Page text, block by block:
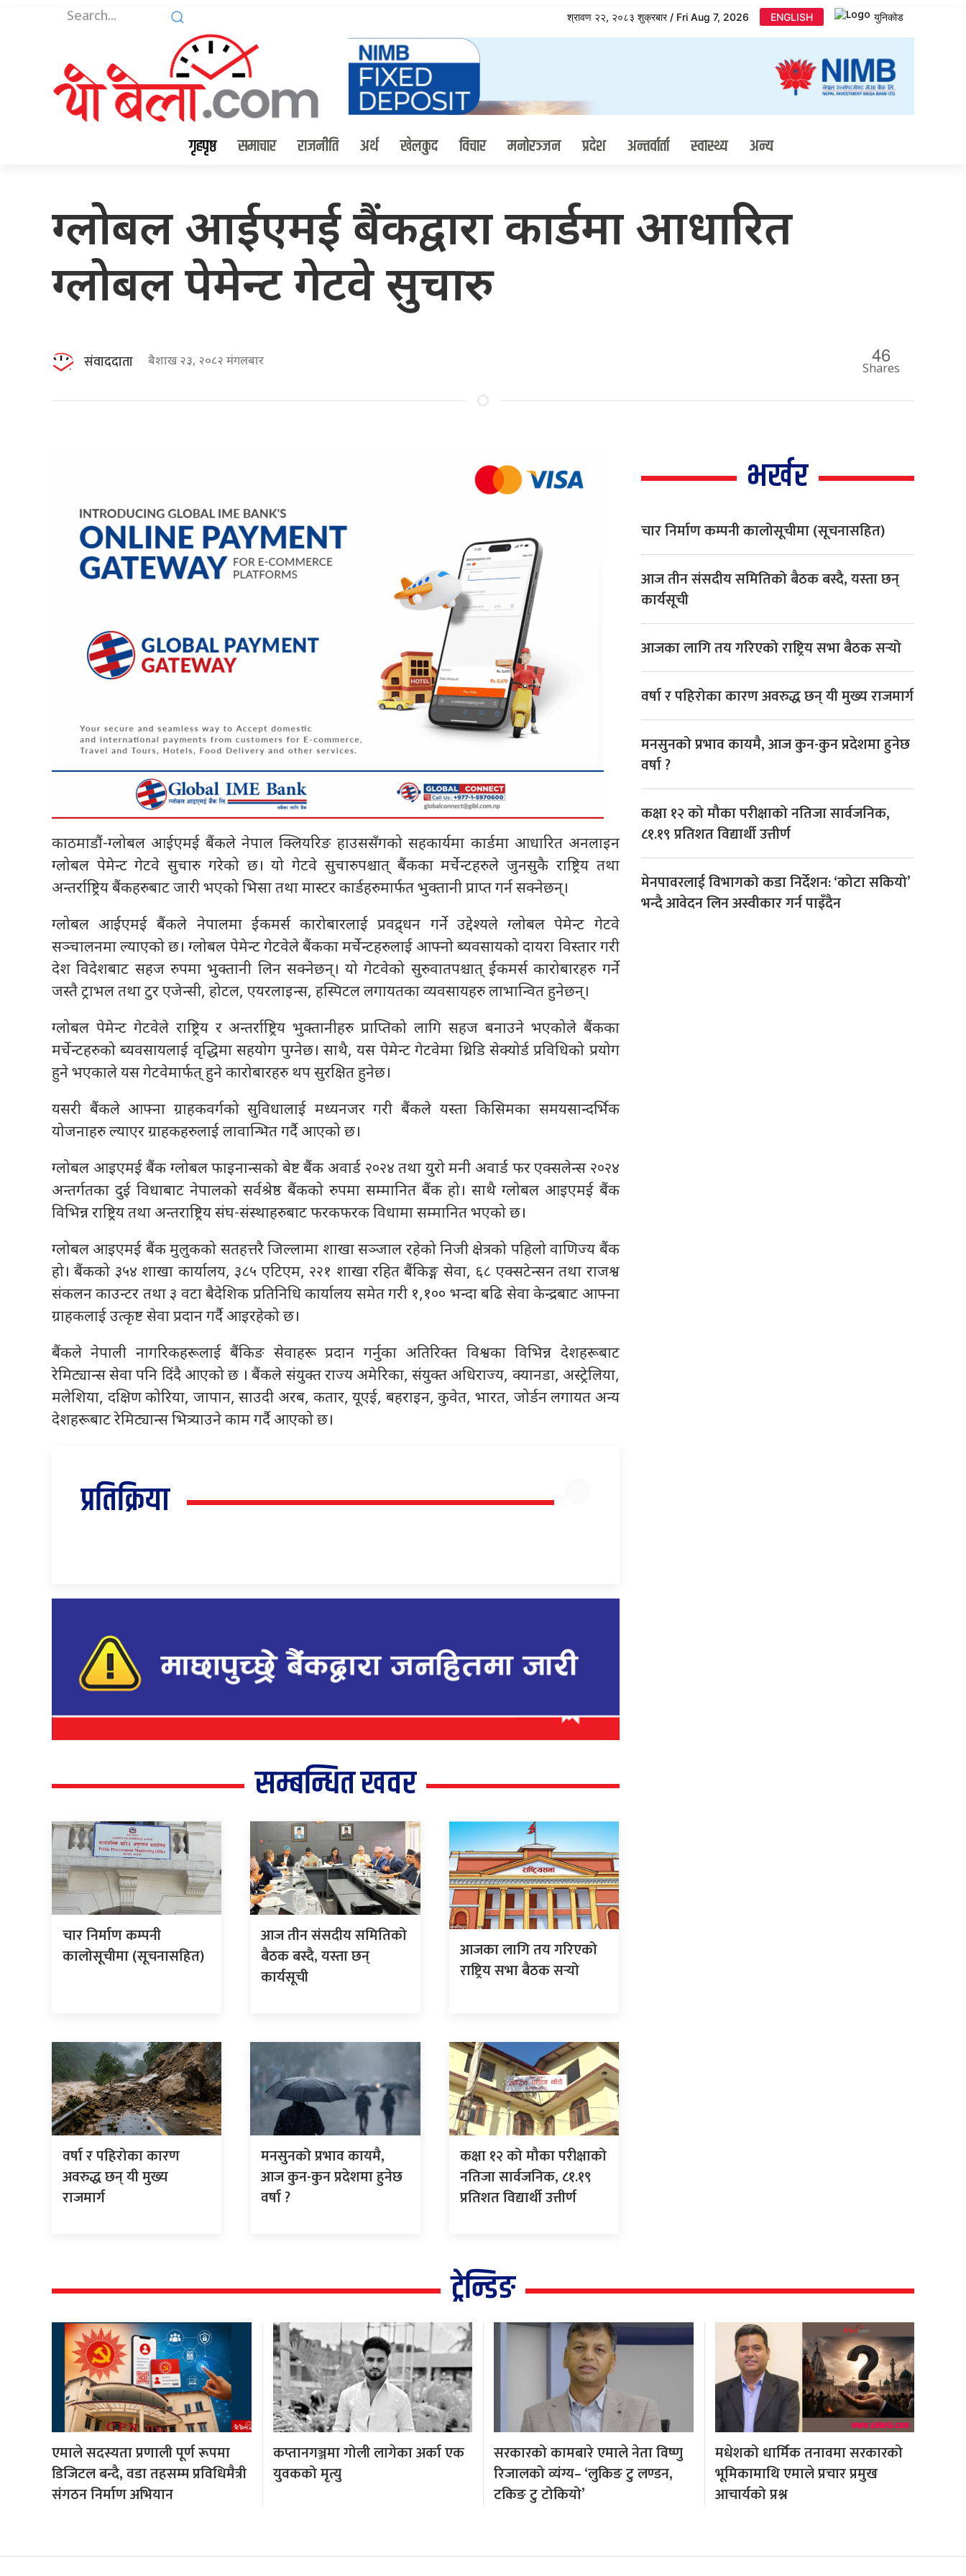
श्रावण २२, २०८३ शुक्रबार / Fri Aug 7, 2026 ENGLISH युनिकोड
गृहपृष्ठ समाचार राजनीति अर्थ खेलकुद विचार मनोरञ्जन प्रदेश अन्तर्वार्ता स्वास्थ्य अन्य
ग्लोबल आईएमई बैंकद्वारा कार्डमा आधारित
ग्लोबल पेमेन्ट गेटवे सुचारु
संवाददाता बैशाख २३, २०८२ मंगलबार 46
Shares
काठमाडौं-ग्लोबल आईएमई बैंकले नेपाल क्लियरिङ हाउससँगको सहकार्यमा कार्डमा आधारित अनलाइन
ग्लोबल पेमेन्ट गेटवे सुचारु गरेको छ। यो गेटवे सुचारुपश्चात् बैंकका मर्चेन्टहरुले जुनसुकै राष्ट्रिय तथा
अन्तर्राष्ट्रिय बैंकहरुबाट जारी भएको भिसा तथा मास्टर कार्डहरुमार्फत भुक्तानी प्राप्त गर्न सक्नेछन्।
ग्लोबल आईएमई बैंकले नेपालमा ईकमर्स कारोबारलाई प्रवद्र्धन गर्ने उद्देश्यले ग्लोबल पेमेन्ट गेटवे
सञ्चालनमा ल्याएको छ। ग्लोबल पेमेन्ट गेटवेले बैंकका मर्चेन्टहरुलाई आफ्नो ब्यवसायको दायरा विस्तार गरी
देश विदेशबाट सहज रुपमा भुक्तानी लिन सक्नेछन्। यो गेटवेको सुरुवातपश्चात् ईकमर्स कारोबारहरु गर्ने
जस्तै ट्राभल तथा टुर एजेन्सी, होटल, एयरलाइन्स, हस्पिटल लगायतका व्यवसायहरु लाभान्वित हुनेछन्।
ग्लोबल पेमेन्ट गेटवेले राष्ट्रिय र अन्तर्राष्ट्रिय भुक्तानीहरु प्राप्तिको लागि सहज बनाउने भएकोले बैंकका
मर्चेन्टहरुको ब्यवसायलाई वृद्धिमा सहयोग पुग्नेछ। साथै, यस पेमेन्ट गेटवेमा थ्रिडि सेक्योर्ड प्रविधिको प्रयोग
हुने भएकाले यस गेटवेमार्फत् हुने कारोबारहरु थप सुरक्षित हुनेछ।
यसरी बैंकले आफ्ना ग्राहकवर्गको सुविधालाई मध्यनजर गरी बैंकले यस्ता किसिमका समयसान्दर्भिक
योजनाहरु ल्याएर ग्राहकहरुलाई लावान्भित गर्दै आएको छ।
ग्लोबल आइएमई बैंक ग्लोबल फाइनान्सको बेष्ट बैंक अवार्ड २०२४ तथा युरो मनी अवार्ड फर एक्सलेन्स २०२४
अन्तर्गतका दुई विधाबाट नेपालको सर्वश्रेष्ठ बैंकको रुपमा सम्मानित बैंक हो। साथै ग्लोबल आइएमई बैंक
विभिन्न राष्ट्रिय तथा अन्तराष्ट्रिय संघ-संस्थाहरुबाट फरकफरक विधामा सम्मानित भएको छ।
ग्लोबल आइएमई बैंक मुलुकको सतहत्तरै जिल्लामा शाखा सञ्जाल रहेको निजी क्षेत्रको पहिलो वाणिज्य बैंक
हो। बैंकको ३५४ शाखा कार्यालय, ३८५ एटिएम, २२१ शाखा रहित बैंकिङ्ग सेवा, ६८ एक्सटेन्सन तथा राजश्व
संकलन काउन्टर तथा ३ वटा बैदेशिक प्रतिनिधि कार्यालय समेत गरी १,१०० भन्दा बढि सेवा केन्द्रबाट आफ्ना
ग्राहकलाई उत्कृष्ट सेवा प्रदान गर्दै आइरहेको छ।
बैंकले नेपाली नागरिकहरूलाई बैंकिङ सेवाहरू प्रदान गर्नुका अतिरिक्त विश्वका विभिन्न देशहरूबाट
रेमिट्यान्स सेवा पनि दिंदै आएको छ । बैंकले संयुक्त राज्य अमेरिका, संयुक्त अधिराज्य, क्यानडा, अस्ट्रेलिया,
मलेशिया, दक्षिण कोरिया, जापान, साउदी अरब, कतार, यूएई, बहराइन, कुवेत, भारत, जोर्डन लगायत अन्य
देशहरूबाट रेमिट्यान्स भित्र्याउने काम गर्दै आएको छ।
प्रतिक्रिया
सम्बन्धित खवर
चार निर्माण कम्पनी
कालोसूचीमा (सूचनासहित)
आज तीन संसदीय समितिको
बैठक बस्दै, यस्ता छन्
कार्यसूची
आजका लागि तय गरिएको
राष्ट्रिय सभा बैठक सर्‍यो
वर्षा र पहिरोका कारण
अवरुद्ध छन् यी मुख्य
राजमार्ग
मनसुनको प्रभाव कायमै,
आज कुन-कुन प्रदेशमा हुनेछ
वर्षा ?
कक्षा १२ को मौका परीक्षाको
नतिजा सार्वजनिक, ८१.१९
प्रतिशत विद्यार्थी उत्तीर्ण
भर्खर
चार निर्माण कम्पनी कालोसूचीमा (सूचनासहित)
आज तीन संसदीय समितिको बैठक बस्दै, यस्ता छन्
कार्यसूची
आजका लागि तय गरिएको राष्ट्रिय सभा बैठक सर्‍यो
वर्षा र पहिरोका कारण अवरुद्ध छन् यी मुख्य राजमार्ग
मनसुनको प्रभाव कायमै, आज कुन-कुन प्रदेशमा हुनेछ
वर्षा ?
कक्षा १२ को मौका परीक्षाको नतिजा सार्वजनिक,
८१.१९ प्रतिशत विद्यार्थी उत्तीर्ण
मेनपावरलाई विभागको कडा निर्देशन: ‘कोटा सकियो’
भन्दै आवेदन लिन अस्वीकार गर्न पाइँदैन
ट्रेन्डिङ
एमाले सदस्यता प्रणाली पूर्ण रूपमा
डिजिटल बन्दै, वडा तहसम्म प्रविधिमैत्री
संगठन निर्माण अभियान
कप्तानगञ्जमा गोली लागेका अर्का एक
युवकको मृत्यु
सरकारको कामबारे एमाले नेता विष्णु
रिजालको व्यंग्य– ‘लुकिङ टु लण्डन,
टकिङ टु टोकियो’
मधेशको धार्मिक तनावमा सरकारको
भूमिकामाथि एमाले प्रचार प्रमुख
आचार्यको प्रश्न